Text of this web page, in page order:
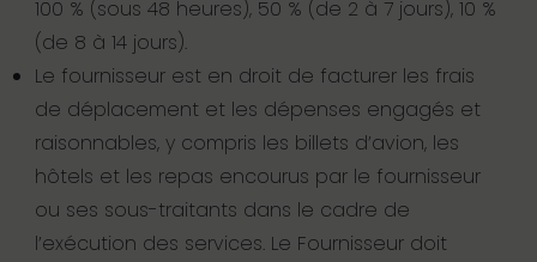
100 % (sous 48 heures), 50 % (de 2 à 7 jours), 10 %
(de 8 à 14 jours).
Le fournisseur est en droit de facturer les frais
de déplacement et les dépenses engagés et
raisonnables, y compris les billets d’avion, les
hôtels et les repas encourus par le fournisseur
ou ses sous-traitants dans le cadre de
l’exécution des services. Le Fournisseur doit